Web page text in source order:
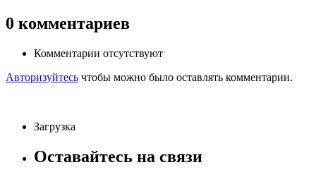
0 комментариев
Комментарии отсутствуют
Авторизуйтесь чтобы можно было оставлять комментарии.
Загрузка
Оставайтесь на связи